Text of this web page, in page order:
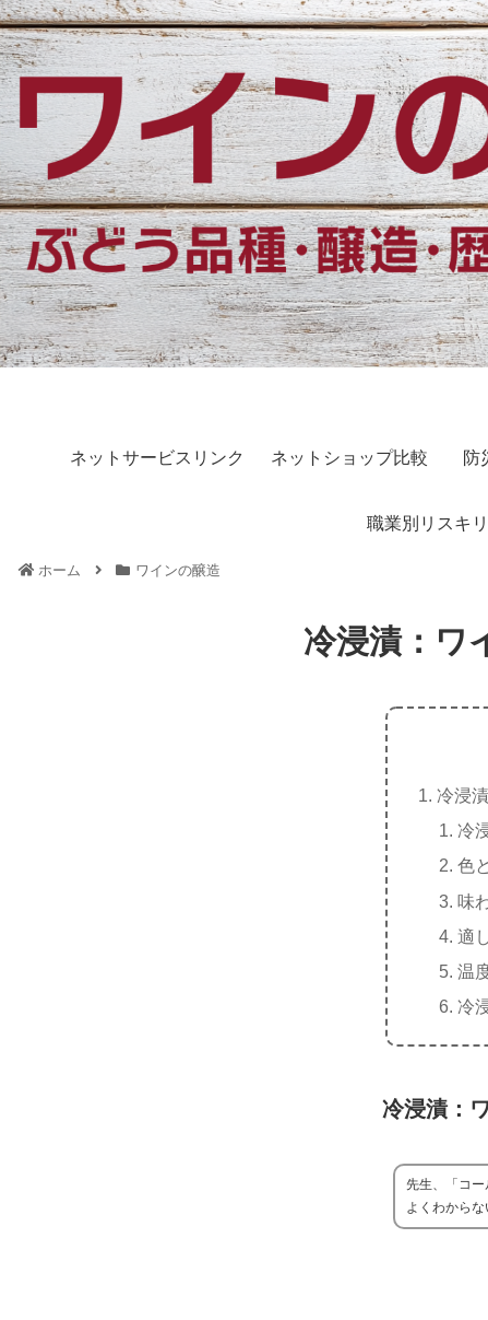
ネットサービスリンク ネットショップ比較 防
職業別リスキ
ホーム ワインの醸造
冷浸漬：ワ
冷浸
冷
色
味
適
温
冷
冷浸漬：
先生、「コ
よくわからな